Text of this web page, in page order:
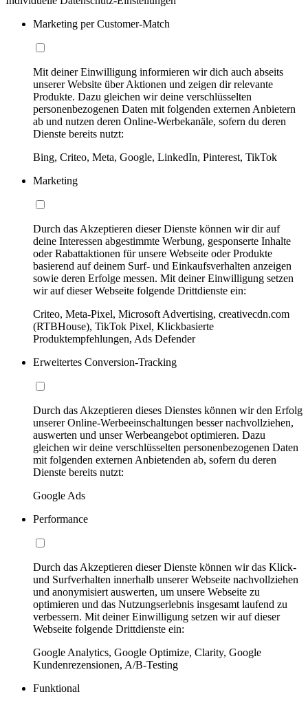
Marketing per Customer-Match
Mit deiner Einwilligung informieren wir dich auch abseits
unserer Website über Aktionen und zeigen dir relevante
Produkte. Dazu gleichen wir deine verschlüsselten
personenbezogenen Daten mit folgenden externen Anbietern
ab und nutzen deren Online-Werbekanäle, sofern du deren
Dienste bereits nutzt:
Bing, Criteo, Meta, Google, LinkedIn, Pinterest, TikTok
Marketing
Durch das Akzeptieren dieser Dienste können wir dir auf
deine Interessen abgestimmte Werbung, gesponserte Inhalte
oder Rabattaktionen für unsere Webseite oder Produkte
basierend auf deinem Surf- und Einkaufsverhalten anzeigen
sowie deren Erfolge messen. Mit deiner Einwilligung setzen
wir auf dieser Webseite folgende Drittdienste ein:
Criteo, Meta-Pixel, Microsoft Advertising, creativecdn.com
(RTBHouse), TikTok Pixel, Klickbasierte
Produktempfehlungen, Ads Defender
Erweitertes Conversion-Tracking
Durch das Akzeptieren dieses Dienstes können wir den Erfolg
unserer Online-Werbeeinschaltungen besser nachvollziehen,
auswerten und unser Werbeangebot optimieren. Dazu
gleichen wir deine verschlüsselten personenbezogenen Daten
mit folgenden externen Anbietenden ab, sofern du deren
Dienste bereits nutzt:
Google Ads
Performance
Durch das Akzeptieren dieser Dienste können wir das Klick-
und Surfverhalten innerhalb unserer Webseite nachvollziehen
und anonymisiert auswerten, um unsere Webseite zu
optimieren und das Nutzungserlebnis insgesamt laufend zu
verbessern. Mit deiner Einwilligung setzen wir auf dieser
Webseite folgende Drittdienste ein:
Google Analytics, Google Optimize, Clarity, Google
Kundenrezensionen, A/B-Testing
Funktional